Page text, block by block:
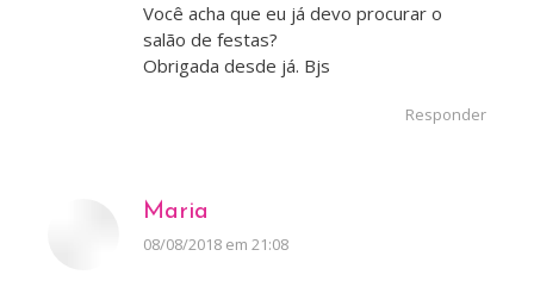
Você acha que eu já devo procurar o
salão de festas?
Obrigada desde já. Bjs
Responder
Maria
disse:
08/08/2018 em 21:08